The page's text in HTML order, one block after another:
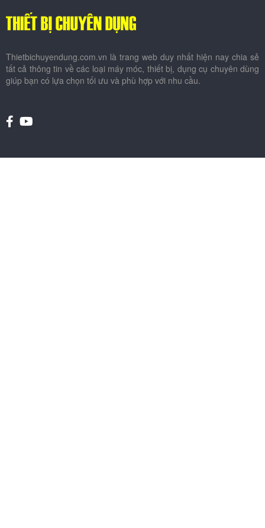
Thietbichuyendung.com.vn là trang web duy nhất hiện nay chia sẻ
tất cả thông tin về các loại máy móc, thiết bị, dụng cụ chuyên dùng
giúp bạn có lựa chọn tối ưu và phù hợp với nhu cầu.